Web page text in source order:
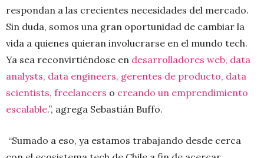
respondan a las crecientes necesidades del mercado.
Sin duda, somos una gran oportunidad de cambiar la
vida a quienes quieran involucrarse en el mundo tech.
Ya sea reconvirtiéndose en desarrolladores web, data
analysts, data engineers, gerentes de producto, data
scientists, freelancers o creando un emprendimiento
escalable.”, agrega Sebastián Buffo.
“Sumado a eso, ya estamos trabajando desde cerca